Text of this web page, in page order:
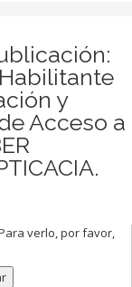
y
Acceso a
verlo, por favor,